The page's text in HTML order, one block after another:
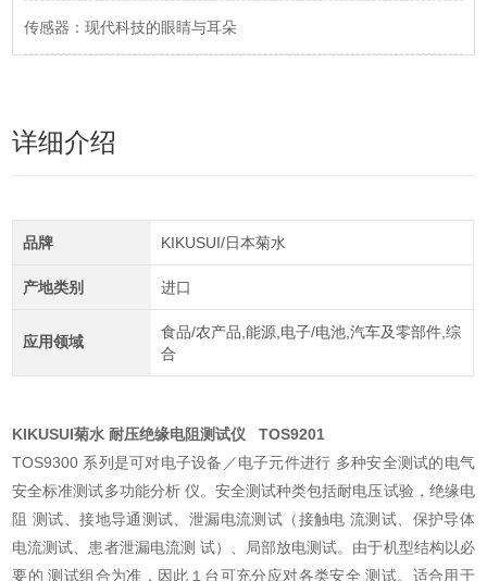
传感器：现代科技的眼睛与耳朵
详细介绍
品牌 KIKUSUI/日本菊水
产地类别 进口
应用领域
食品/农产品,能源,电子/电池,汽车及零部件,综
合
KIKUSUI菊水 耐压绝缘电阻测试仪 TOS9201
TOS9300 系列是可对电子设备／电子元件进行 多种安全测试的电气
安全标准测试多功能分析 仪。安全测试种类包括耐电压试验，绝缘电
阻 测试、接地导通测试、泄漏电流测试（接触电 流测试、保护导体
电流测试、患者泄漏电流测 试）、局部放电测试。由于机型结构以必
要的 测试组合为准，因此１台可充分应对各类安全 测试。适合用于